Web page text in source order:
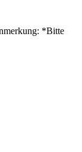
*Bitte